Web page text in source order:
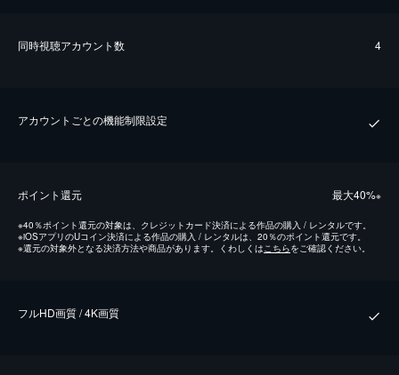
同時視聴アカウント数 4
アカウントごとの機能制限設定
ポイント還元 最⼤40%※
※40％ポイント還元の対象は、クレジットカード決済による作品の購入 / レンタルです。
※iOSアプリのUコイン決済による作品の購入 / レンタルは、20％のポイント還元です。
※還元の対象外となる決済方法や商品があります。くわしくは こちらをご確認ください。
フルHD画質 / 4K画質